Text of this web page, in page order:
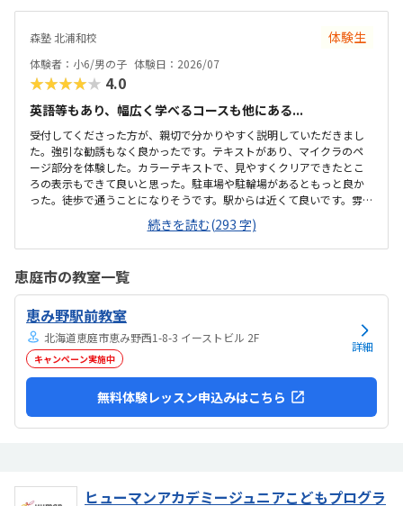
た。また、駐車場もあるため、送り迎えもしやすく、安心して通わせ
ているわけではありませんが、壁などで視線が分散しにくい工夫がさ
れており、集中しやすい雰囲気だと感じました。月4回（1回50分）で
約12,000円という料金は、我が家にとってはや...
森塾 北浦和校 体験生
体験者：小6/男の子 体験日：2026/07
★★★★★ 4.0
英語等もあり、幅広く学べるコースも他にある...
受付してくださった方が、親切で分かりやすく説明していただきまし
た。強引な勧誘もなく良かったです。テキストがあり、マイクラのペ
ージ部分を体験した。カラーテキストで、見やすくクリアできたとこ
ろの表示もできて良いと思った。駐車場や駐輪場があるともっと良か
った。徒歩で通うことになりそうです。駅からは近くて良いです。雰囲
気も良く、清潔感もあった。部屋が区切られていて、個人スペースも
確保されていて良かった。基本料金以外に、追加料金があまり無さそ
うで良かった。できれば、毎月1万以内で通いたいです。子供に熱心に
気持ちになれて良かった。
続きを読む(293 字)
恵庭市の教室一覧
恵み野駅前教室
北海道恵庭市恵み野西1-8-3 イーストビル 2F
キャンペーン実施中
詳細
無料体験レッスン申込みはこちら
ヒューマンアカデミージュニアこどもプログラ